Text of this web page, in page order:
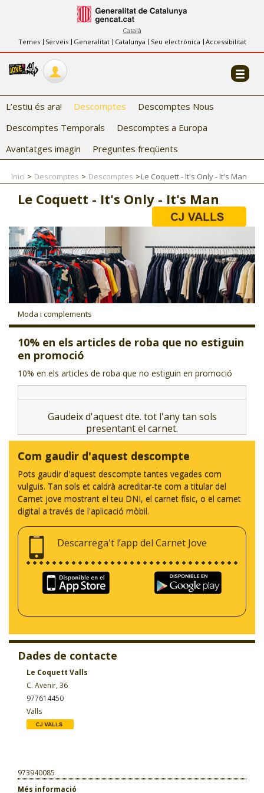
Català
Temes
Serveis Generalitat Catalunya Seu electrònica Accessibilitat
INFORMACIÓ
FES-TE EL CJ
COL·LABORADORS
CJ ADOLESCENTS
CJ EMANCIPACIÓ
CJ INTERNACIONAL
CJ LOCAL
T'INTERESSA #SOMJOVES
L’estiu és ara! Descomptes
Descomptes Nous
Descomptes Temporals
Descomptes a Europa
Avantatges imagin
Preguntes freqüents
Inici Descomptes Descomptes Le Coquett - It's Only - It's Man
Le Coquett - It's Only - It's Man
Moda i complements
10% en els articles de roba que no estiguin
en promoció
10% en els articles de roba que no estiguin en promoció
Gaudeix d'aquest dte. tot l'any tan sols
presentant el carnet.
Com gaudir d'aquest descompte
Pots gaudir d'aquest descompte tantes vegades com
vulguis. Tan sols et caldrà acreditar-te com a titular del
Carnet jove mostrant el teu DNI, el carnet físic, o el carnet
digital a través de l'aplicació mòbil.
Descarrega't l’app del Carnet Jove
Dades de contacte
Le Coquett Valls
C. Avenir, 36
977614450
Valls
973940085
Més informació